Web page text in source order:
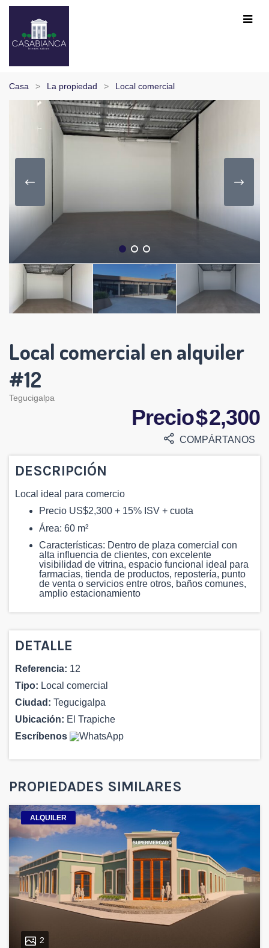
Casa La propiedad Local comercial
Local comercial en alquiler
#12
Tegucigalpa
Precio $ 2,300
COMPÁRTANOS
DESCRIPCIÓN
Local ideal para comercio
Precio US$2,300 + 15% ISV + cuota
Área: 60 m²
Características: Dentro de plaza comercial con
alta influencia de clientes, con excelente
visibilidad de vitrina, espacio funcional ideal para
farmacias, tienda de productos, repostería, punto
de venta o servicios entre otros, baños comunes,
amplio estacionamiento
DETALLE
Referencia: 12
Tipo: Local comercial
Ciudad: Tegucigalpa
Ubicación: El Trapiche
Escríbenos
PROPIEDADES SIMILARES
ALQUILER
2